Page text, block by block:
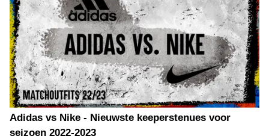
Adidas vs Nike - Nieuwste keeperstenues voor
seizoen 2022-2023